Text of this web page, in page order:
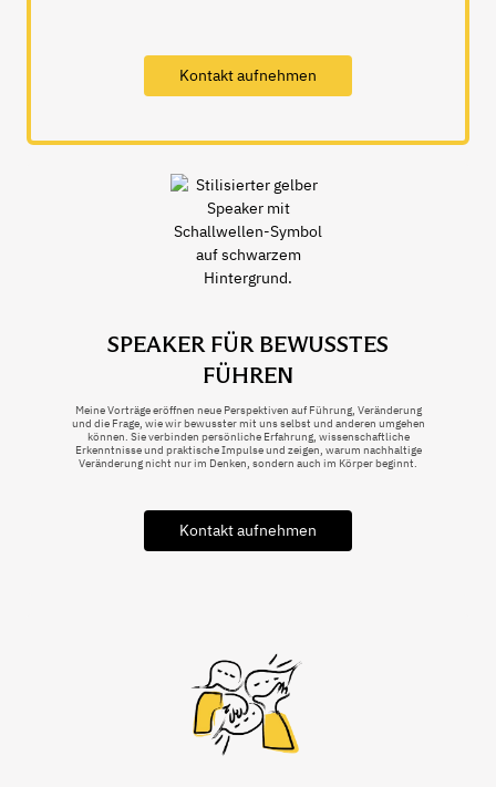
Kontakt aufnehmen
SPEAKER FÜR BEWUSSTES
FÜHREN
Meine Vorträge eröffnen neue Perspektiven auf Führung, Veränderung
und die Frage, wie wir bewusster mit uns selbst und anderen umgehen
können. Sie verbinden persönliche Erfahrung, wissenschaftliche
Erkenntnisse und praktische Impulse und zeigen, warum nachhaltige
Veränderung nicht nur im Denken, sondern auch im Körper beginnt.
Kontakt aufnehmen